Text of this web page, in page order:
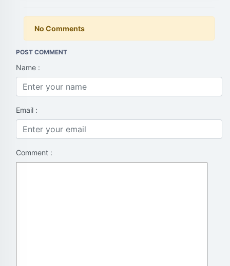
No Comments
POST COMMENT
Name :
Email :
Comment :